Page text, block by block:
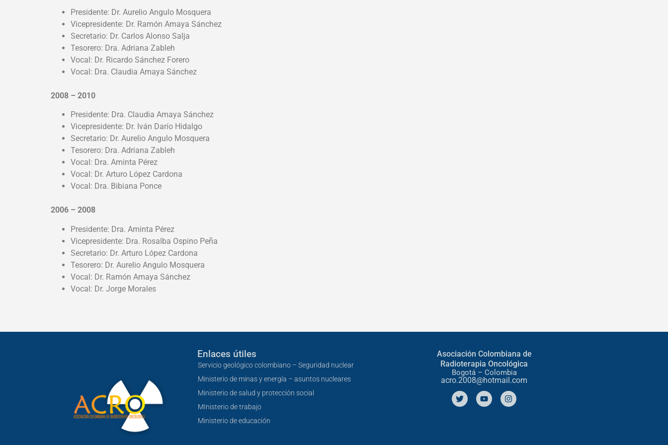
Presidente: Dr. Aurelio Angulo Mosquera
Vicepresidente: Dr. Ramón Amaya Sánchez
Secretario: Dr. Carlos Alonso Salja
Tesorero: Dra. Adriana Zableh
Vocal: Dr. Ricardo Sánchez Forero
Vocal: Dra. Claudia Amaya Sánchez
2008 – 2010
Presidente: Dra. Claudia Amaya Sánchez
Vicepresidente: Dr. Iván Darío Hidalgo
Secretario: Dr. Aurelio Angulo Mosquera
Tesorero: Dra. Adriana Zableh
Vocal: Dra. Aminta Pérez
Vocal: Dr. Arturo López Cardona
Vocal: Dra. Bibiana Ponce
2006 – 2008
Presidente: Dra. Aminta Pérez
Vicepresidente: Dra. Rosalba Ospino Peña
Secretario: Dr. Arturo López Cardona
Tesorero: Dr. Aurelio Angulo Mosquera
Vocal: Dr. Ramón Amaya Sánchez
Vocal: Dr. Jorge Morales
Enlaces útiles
Servicio geológico colombiano – Seguridad nuclear
Ministerio de minas y energía – asuntos nucleares
Ministerio de salud y protección social
MInisterio de trabajo
Ministerio de educación
Asociación Colombiana de
Radioterapia Oncológica
Bogotá – Colombia
acro.2008@hotmail.com